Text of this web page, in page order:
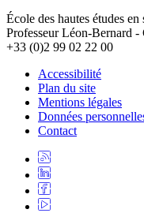
École des hautes études
Professeur Léon-Bernard
+33 (0)2 99 02 22 00
Accessibilité
Plan du site
Mentions légales
Données
Contact